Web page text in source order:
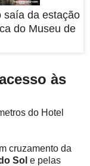
saía da estação
do Museu de
às
do Hotel
cruzamento da
Sol e pelas